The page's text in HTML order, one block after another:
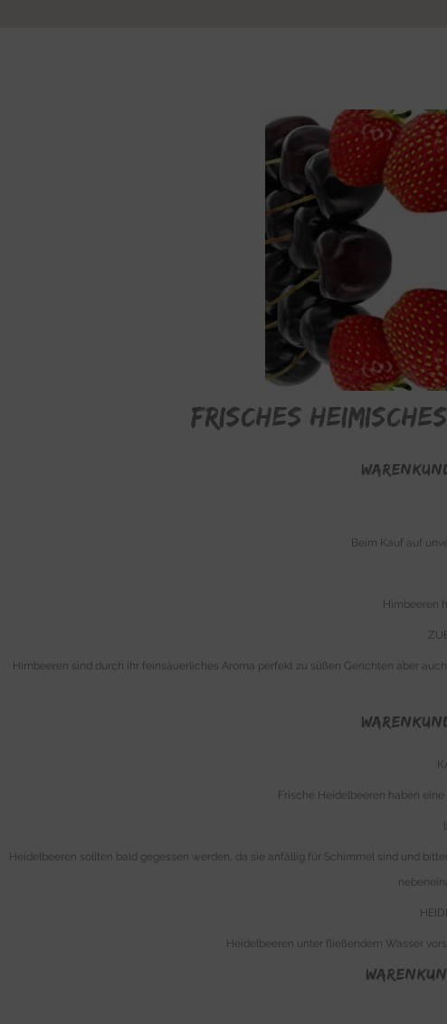
Frisches
Beim Kauf auf
Himbeeren
Himbeeren sind durch ihr feinsäuerliches Aroma perfekt zu süßen Gerichten aber
Frische Heidelbeeren haben
Heidelbeeren sollten bald gegessen werden, da sie anfällig für Schimmel sind und
Heidelbeeren unter fließendem Wasser